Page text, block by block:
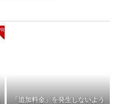
「追加料金」を発生しないよう